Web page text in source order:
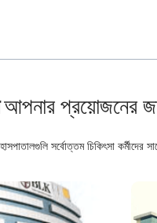
আপনার প্রয়োজনের
সর্বোত্তম চিকিৎসা কর্মীদের